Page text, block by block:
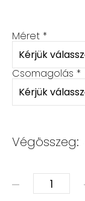
Méret *
Csomagolás *
Végösszeg: